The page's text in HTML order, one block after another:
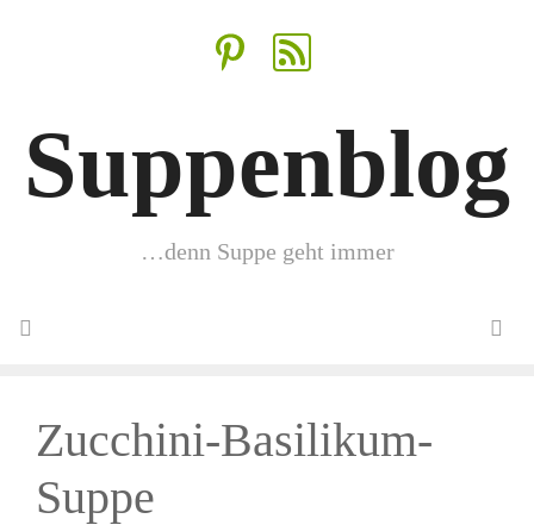
Suppenblog
…denn Suppe geht immer
Zucchini-Basilikum-
Suppe